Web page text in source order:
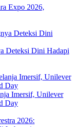
Expo 2026,
Deteksi Dini Hadapi
Imersif, Unilever
Day